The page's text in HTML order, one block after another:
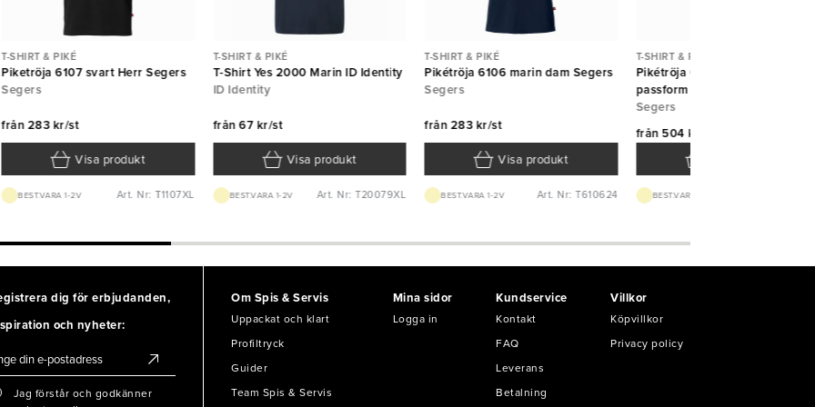
T-SHIRT & PIKÉ
Piketröja 6107 svart Herr Segers
Segers
från283 kr/st
Visa produkt
BEST.VARA 1-2V Art. Nr: T1107XL
T-SHIRT & PIKÉ
T-Shirt Yes 2000 Marin ID Identity
ID Identity
från67 kr/st
Visa produkt
BEST.VARA 1-2V Art. Nr: T20079XL
T-SHIRT & PIKÉ
Pikétröja 6106 marin dam Segers
Segers
från283 kr/st
Visa produkt
BEST.VARA 1-2V Art. Nr: T610624
T-SHIRT & PIKÉ
Pikétröja 6117 unisex ledig
passform svart Segers
Segers
från 504 kr/st
BEST.VARA 1-2V
dig för erbjudanden,
och nyheter:
Jag förstår och godkänner
Om Spis & Servis
Uppackat och klart
Profiltryck
Guider
Team Spis & Servis
Mina sidor
Logga in
Kundservice
Kontakt
FAQ
Leverans
Betalning
Villkor
Köpvillkor
Privacy policy